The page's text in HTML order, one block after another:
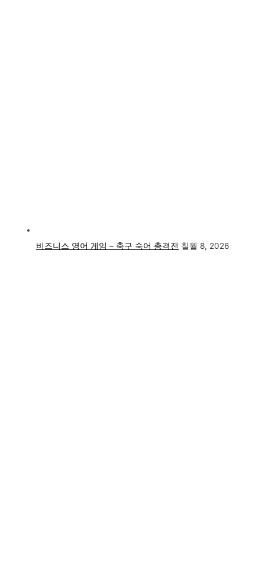
비즈니스 영어 게임 – 축구 숙어 총격전 칠월 8, 2026